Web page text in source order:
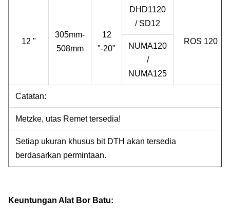
12 "
305mm-
508mm
12
"-20"
DHD1120
/ SD12
ROS 120
NUMA120
/
NUMA125
Catatan:
Metzke, utas Remet tersedia!
Setiap ukuran khusus bit DTH akan tersedia
berdasarkan permintaan.
Keuntungan Alat Bor Batu: